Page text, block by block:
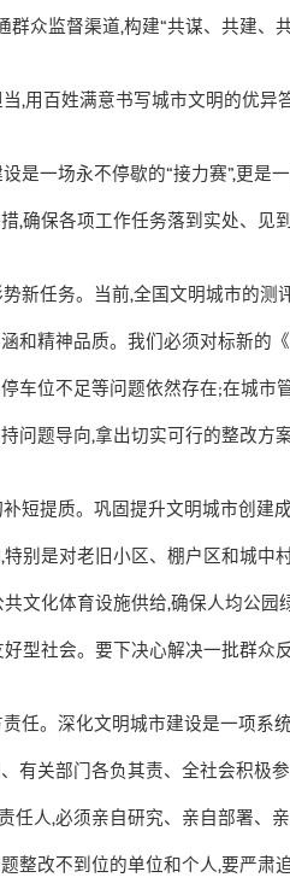
群众监督渠道,构建“共谋、共建、
,用百姓满意书写城市文明的优异
是一场永不停歇的“接力赛”,更是
,确保各项工作任务落到实处、见到
新任务。当前,全国文明城市的测
和精神品质。我们必须对标新的
车位不足等问题依然存在;在城市
问题导向,拿出切实可行的整改方
短提质。巩固提升文明城市创建
,特别是对老旧小区、棚户区和城中
共文化体育设施供给,确保人均公园
好型社会。要下决心解决一批群众
任。深化文明城市建设是一项系
有关部门各负其责、全社会积极
任人 ,必须亲自研究、亲自部署、
整改不到位的单位和个人 ,要严肃